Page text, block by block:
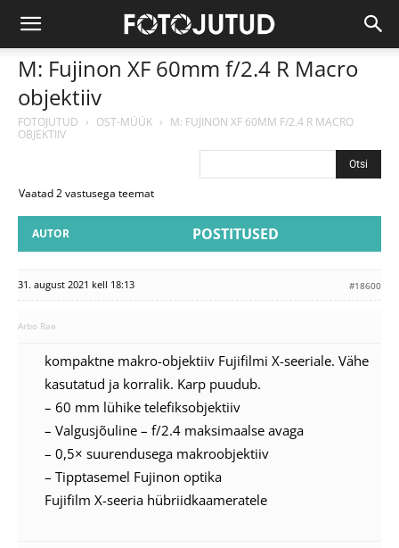
M: Fujinon XF 60mm f/2.4 R Macro
objektiiv
FOTOJUTUD › OST-MÜÜK › M: FUJINON XF 60MM F/2.4 R MACRO
OBJEKTIIV
Vaatad 2 vastusega teemat
AUTOR POSTITUSED
31. august 2021 kell 18:13 #18600
Arbo Rae
kompaktne makro-objektiiv Fujifilmi X-seeriale. Vähe
kasutatud ja korralik. Karp puudub.
– 60 mm lühike telefiksobjektiiv
– Valgusjõuline – f/2.4 maksimaalse avaga
– 0,5× suurendusega makroobjektiiv
– Tipptasemel Fujinon optika
Fujifilm X-seeria hübriidkaameratele